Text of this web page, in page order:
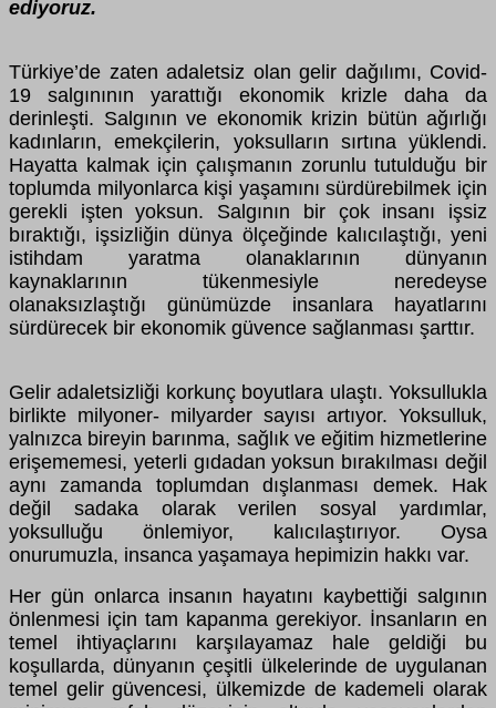
ediyoruz.
Türkiye’de zaten adaletsiz olan gelir dağılımı, Covid-
19 salgınının yarattığı ekonomik krizle daha da
derinleşti. Salgının ve ekonomik krizin bütün ağırlığı
kadınların, emekçilerin, yoksulların sırtına yüklendi.
Hayatta kalmak için çalışmanın zorunlu tutulduğu bir
toplumda milyonlarca kişi yaşamını sürdürebilmek için
gerekli işten yoksun. Salgının bir çok insanı işsiz
bıraktığı, işsizliğin dünya ölçeğinde kalıcılaştığı, yeni
istihdam yaratma olanaklarının dünyanın
kaynaklarının tükenmesiyle neredeyse
olanaksızlaştığı günümüzde insanlara hayatlarını
sürdürecek bir ekonomik güvence sağlanması şarttır.
Gelir adaletsizliği korkunç boyutlara ulaştı. Yoksullukla
birlikte milyoner- milyarder sayısı artıyor. Yoksulluk,
yalnızca bireyin barınma, sağlık ve eğitim hizmetlerine
erişememesi, yeterli gıdadan yoksun bırakılması değil
aynı zamanda toplumdan dışlanması demek. Hak
değil sadaka olarak verilen sosyal yardımlar,
yoksulluğu önlemiyor, kalıcılaştırıyor. Oysa
onurumuzla, insanca yaşamaya hepimizin hakkı var.
Her gün onlarca insanın hayatını kaybettiği salgının
önlenmesi için tam kapanma gerekiyor. İnsanların en
temel ihtiyaçlarını karşılayamaz hale geldiği bu
koşullarda, dünyanın çeşitli ülkelerinde de uygulanan
temel gelir güvencesi, ülkemizde de kademeli olarak